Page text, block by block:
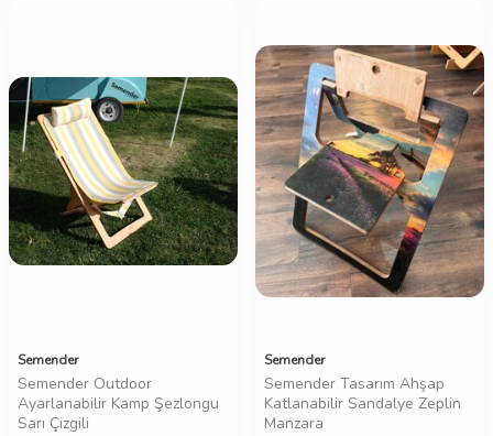
Semender
Semender Outdoor
Ayarlanabilir Kamp Şezlongu
Sarı Çizgili
Semender
Semender Tasarım Ahşap
Katlanabilir Sandalye Zeplin
Manzara